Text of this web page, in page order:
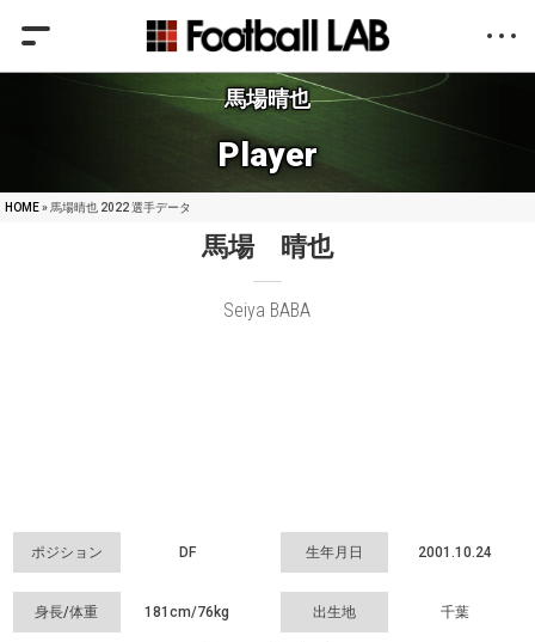
馬場晴也
Player
HOME» 馬場晴也 2022 選手データ
馬場 晴也
Seiya BABA
ポジション DF 生年月日 2001.10.24
身長/体重 181cm/76kg 出生地 千葉